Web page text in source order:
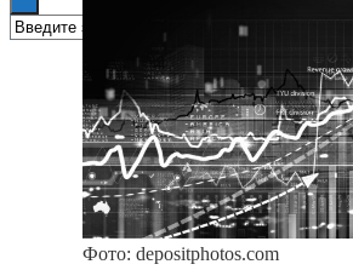
Фото: depositphotos.com